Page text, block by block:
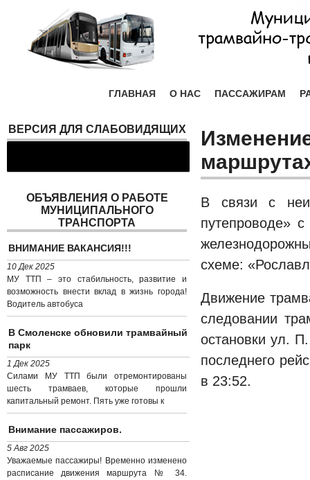
ГЛАВНАЯ О НАС ПАССАЖИРАМ
В связи с
путепроводе»
схеме:
Движение
следовании
остановки ул.
последнего
в 23:52.
ВЕРСИЯ ДЛЯ СЛАБОВИДЯЩИХ
ОБЪЯВЛЕНИЯ О РАБОТЕ
МУНИЦИПАЛЬНОГО
ТРАНСПОРТА
ВНИМАНИЕ ВАКАНСИЯ!!!
10 Дек 2025
МУ ТТП – это стабильность, развитие и
возможность внести вклад в жизнь города!
Водитель автобуса
В Смоленске обновили трамвайный
парк
1 Дек 2025
Силами МУ ТТП были отремонтированы
шесть трамваев, которые прошли
капитальный ремонт. Пять уже готовы к
Внимание пассажиров.
5 Авг 2025
Уважаемые пассажиры! Временно изменено
расписание движения маршрута № 34.